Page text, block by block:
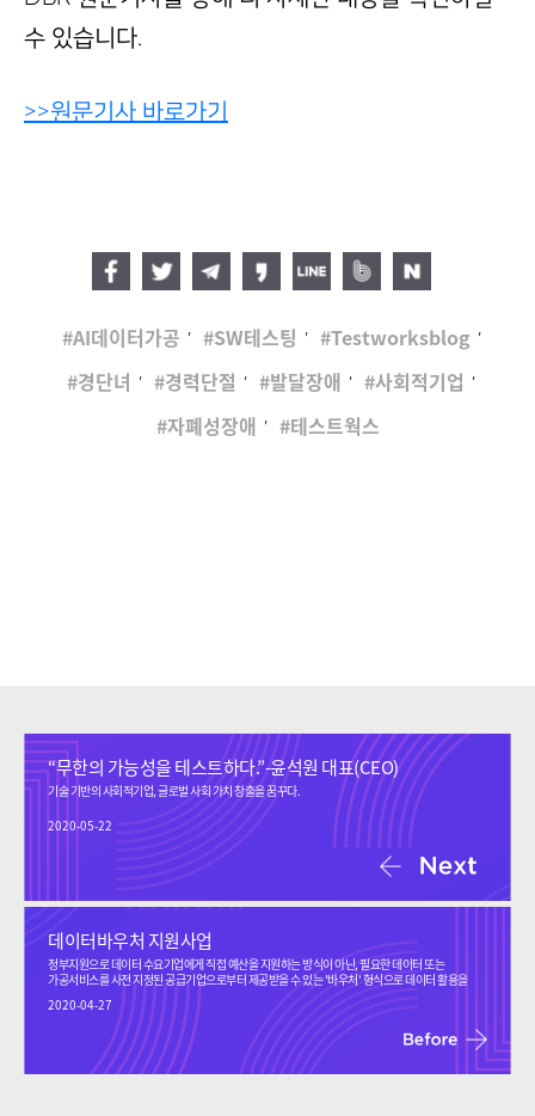
수 있습니다.
>>원문기사 바로가기
AI데이터가공 , SW테스팅 , Testworksblog ,
경단녀 , 경력단절 , 발달장애 , 사회적기업 ,
자폐성장애 , 테스트웍스
“무한의 가능성을 테스트하다.”-윤석원 대표(CEO)
기술 기반의 사회적기업, 글로벌 사회 가치 창출을 꿈꾸다.
2020-05-22
데이터바우처 지원사업
정부지원으로 데이터 수요기업에게 직접 예산을 지원하는 방식이 아닌, 필요한 데이터 또는
가공서비스를 사전 지정된 공급기업으로부터 제공받을 수 있는 '바우처' 형식으로 데이터 활용을
2020-04-27